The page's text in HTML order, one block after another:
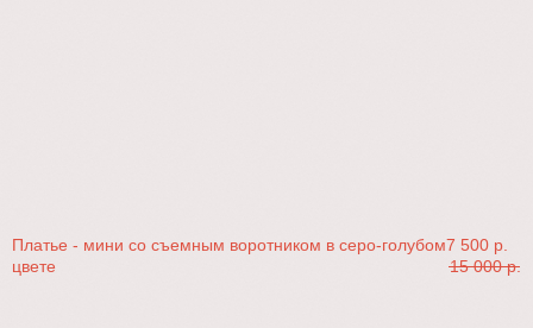
Платье - мини со съемным воротником в серо-голубом
цвете
7 500 р.
15 000 р.